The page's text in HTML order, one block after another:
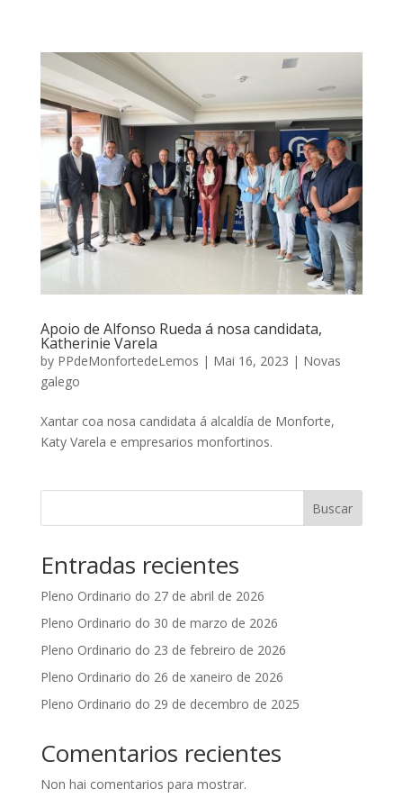
Apoio de Alfonso Rueda á nosa candidata,
Katherinie Varela
by PPdeMonfortedeLemos | Mai 16, 2023 | Novas
galego
Xantar coa nosa candidata á alcaldía de Monforte,
Katy Varela e empresarios monfortinos.
Buscar
Entradas recientes
Pleno Ordinario do 27 de abril de 2026
Pleno Ordinario do 30 de marzo de 2026
Pleno Ordinario do 23 de febreiro de 2026
Pleno Ordinario do 26 de xaneiro de 2026
Pleno Ordinario do 29 de decembro de 2025
Comentarios recientes
Non hai comentarios para mostrar.